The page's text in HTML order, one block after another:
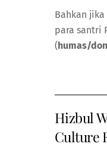
Bahkan
para santri
(humas/don
Hizbul
Culture